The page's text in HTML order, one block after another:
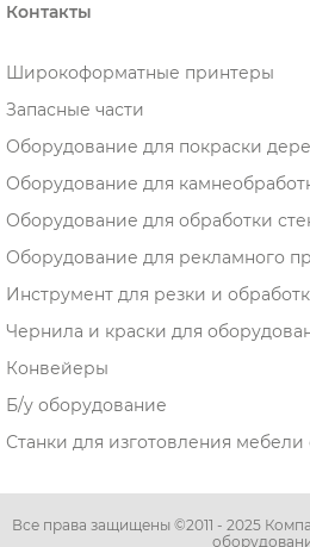
Контакты
Широкоформатные принтеры
Запасные части
Оборудование для покраски
Оборудование для
Оборудование для обработки
Оборудование для рекламного
Инструмент для резки и
Чернила и краски для
Конвейеры
Б/у оборудование
Станки для изготовления
Все права защищены ©2011 - 2025